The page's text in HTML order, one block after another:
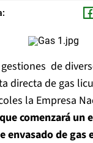
de
directa de gas
la Empresa
comenzará un
envasado de gas